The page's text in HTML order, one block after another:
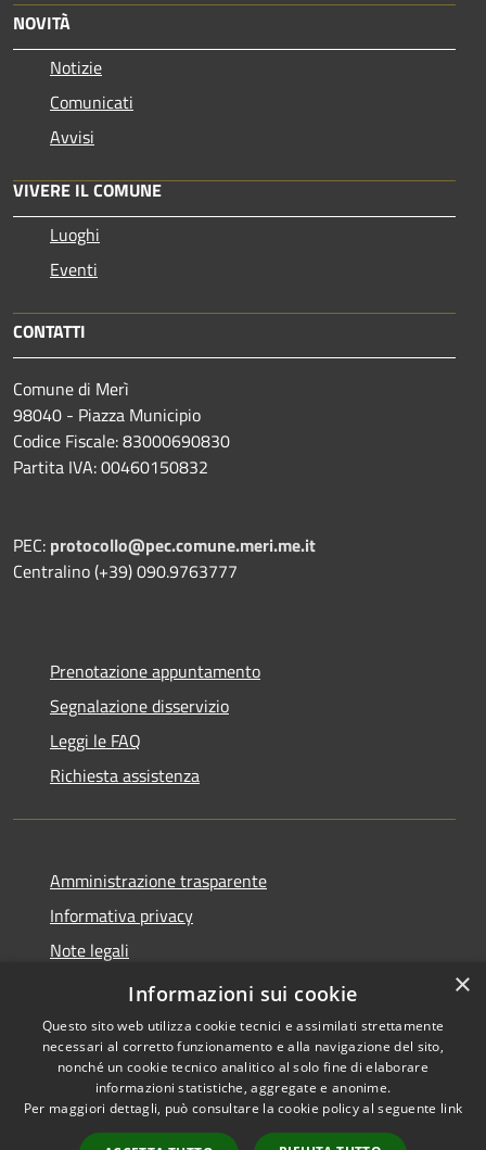
NOVITÀ
Notizie
Comunicati
Avvisi
VIVERE IL COMUNE
Luoghi
Eventi
CONTATTI
Comune di Merì
98040 - Piazza Municipio
Codice Fiscale: 83000690830
Partita IVA: 00460150832
PEC: protocollo@pec.comune.meri.me.it
Centralino (+39) 090.9763777
Prenotazione appuntamento
Segnalazione disservizio
Leggi le FAQ
Richiesta assistenza
Amministrazione trasparente
Informativa privacy
Note legali
Dichiarazione di accessibilità
Accessibilità
Copyright © 2026 • Comune di
Merì • Powered by
×
Informazioni sui cookie
Questo sito web utilizza cookie tecnici e assimilati strettamente
necessari al corretto funzionamento e alla navigazione del sito,
nonché un cookie tecnico analitico al solo fine di elaborare
informazioni statistiche, aggregate e anonime.
Per maggiori dettagli, può consultare la cookie policy al seguente link